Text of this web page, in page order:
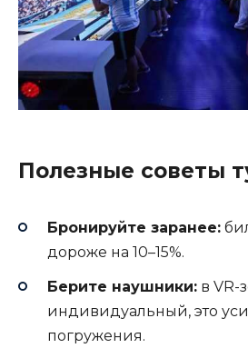
Полезные советы
Бронируйте заранее:
дороже на 10–15%.
Берите наушники: в VR-
индивидуальный, это
погружения.